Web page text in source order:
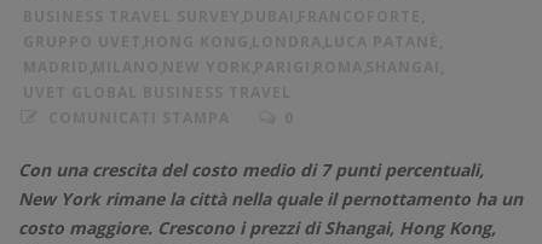
Con una crescita del costo medio di 7 punti percentuali,
New York rimane la città nella quale il pernottamento ha un
costo maggiore. Crescono i prezzi di Shangai, Hong Kong,